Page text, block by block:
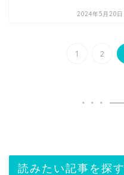
2024年5月20日
1 2
読みたい記事を探す